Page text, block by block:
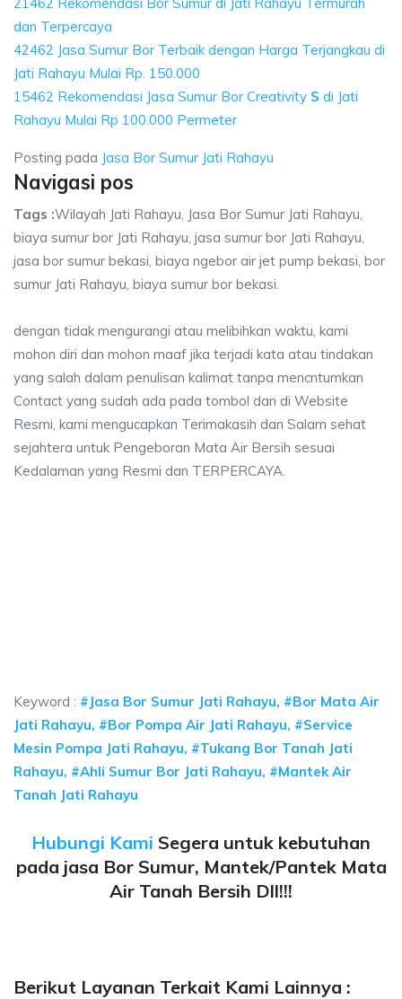
dan Terpercaya
42462 Jasa Sumur Bor Terbaik dengan Harga Terjangkau di
Jati Rahayu Mulai Rp. 150.000
15462 Rekomendasi Jasa Sumur Bor Creativity S di Jati
Rahayu Mulai Rp 100.000 Permeter
Posting pada Jasa Bor Sumur Jati Rahayu
Navigasi pos
Tags :Wilayah Jati Rahayu, Jasa Bor Sumur Jati Rahayu,
biaya sumur bor Jati Rahayu, jasa sumur bor Jati Rahayu,
jasa bor sumur bekasi, biaya ngebor air jet pump bekasi, bor
sumur Jati Rahayu, biaya sumur bor bekasi.
dengan tidak mengurangi atau melibihkan waktu, kami
mohon diri dan mohon maaf jika terjadi kata atau tindakan
yang salah dalam penulisan kalimat tanpa mencntumkan
Contact yang sudah ada pada tombol dan di Website
Resmi, kami mengucapkan Terimakasih dan Salam sehat
sejahtera untuk Pengeboran Mata Air Bersih sesuai
Kedalaman yang Resmi dan TERPERCAYA.
Keyword : #Jasa Bor Sumur Jati Rahayu, #Bor Mata Air
Jati Rahayu, #Bor Pompa Air Jati Rahayu, #Service
Mesin Pompa Jati Rahayu, #Tukang Bor Tanah Jati
Rahayu, #Ahli Sumur Bor Jati Rahayu, #Mantek Air
Tanah Jati Rahayu
Hubungi Kami Segera untuk kebutuhan
pada jasa Bor Sumur, Mantek/Pantek Mata
Air Tanah Bersih Dll!!!
Berikut Layanan Terkait Kami Lainnya :